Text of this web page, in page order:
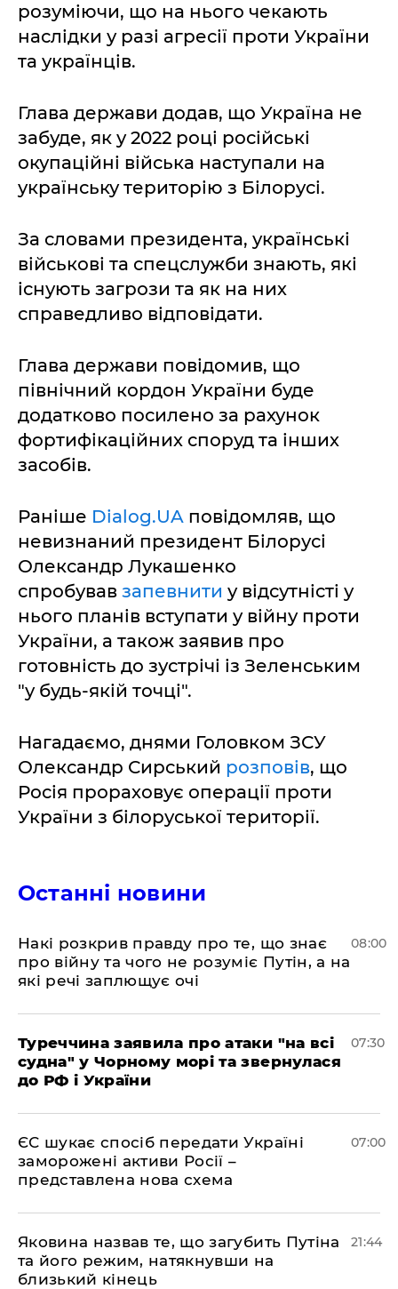
розуміючи, що на нього чекають
наслідки у разі агресії проти України
та українців.
Глава держави додав, що Україна не
забуде, як у 2022 році російські
окупаційні війська наступали на
українську територію з Білорусі.
За словами президента, українські
військові та спецслужби знають, які
існують загрози та як на них
справедливо відповідати.
Глава держави повідомив, що
північний кордон України буде
додатково посилено за рахунок
фортифікаційних споруд та інших
засобів.
Раніше Dialog.UA повідомляв, що
невизнаний президент Білорусі
Олександр Лукашенко
спробував запевнити у відсутністі у
нього планів вступати у війну проти
України, а також заявив про
готовність до зустрічі із Зеленським
"у будь-якій точці".
Нагадаємо, днями Головком ЗСУ
Олександр Сирський розповів, що
Росія прораховує операції проти
України з білоруської території.
Останні новини
Накі розкрив правду про те, що знає
про війну та чого не розуміє Путін, а на
які речі заплющує очі
08:00
Туреччина заявила про атаки "на всі
судна" у Чорному морі та звернулася
до РФ і України
07:30
ЄС шукає спосіб передати Україні
заморожені активи Росії –
представлена ​​нова схема
07:00
Яковина назвав те, що загубить Путіна
та його режим, натякнувши на
близький кінець
21:44